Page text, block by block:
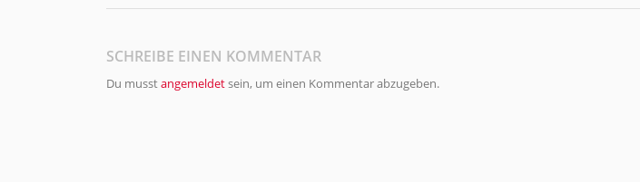
SCHREIBE EINEN KOMMENTAR
Du musstangemeldetsein, um einen Kommentar abzugeben.